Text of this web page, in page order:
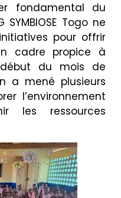
fondamental du
Togo ne
pour offrir
cadre propice à
début du mois de
a mené plusieurs
l’environnement
les ressources